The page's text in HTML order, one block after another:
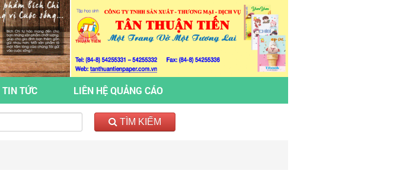
TIN TỨC LIÊN HỆ QUẢNG CÁO
TÌM KIẾM